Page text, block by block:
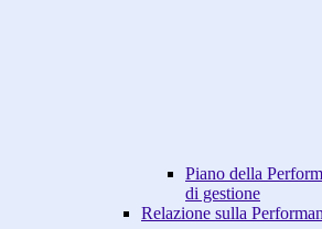
Piano della
di gestione
Relazione sulla